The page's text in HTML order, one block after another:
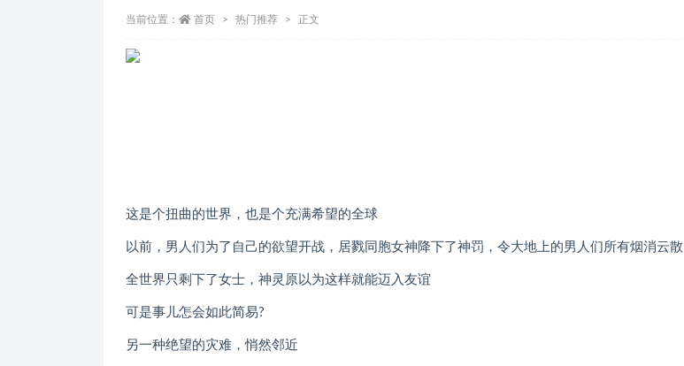
当前位置： 首页 热门推荐 正文
这是个扭曲的世界，也是个充满希望的全球
以前，男人们为了自己的欲望开战，居戮同胞女神降下了神罚，令大地上的男人们所有烟消云散
全世界只剩下了女士，神灵原以为这样就能迈入友谊
可是事儿怎会如此简易?
另一种绝望的灾难，悄然邻近